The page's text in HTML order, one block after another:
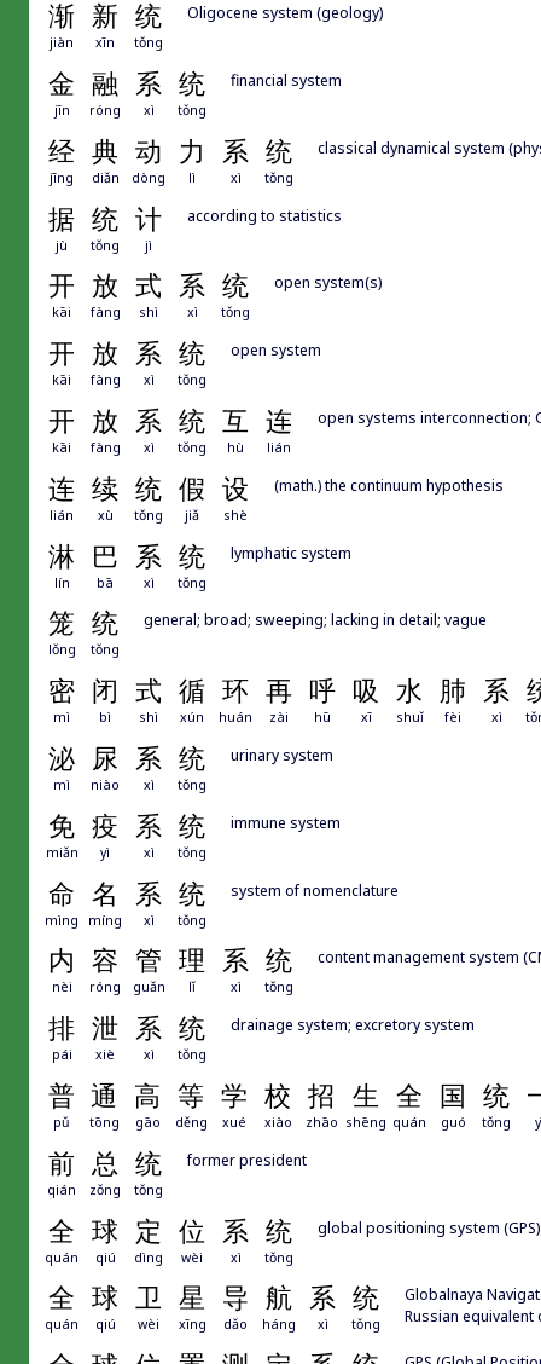
渐 新 统
jiàn xīn tǒng
Oligocene system (geology)
金 融 系 统
jīn róng xì tǒng
financial system
经 典 动 力 系 统
jīng diǎn dòng lì xì tǒng
classical dynamical system
据 统 计
jù tǒng jì
according to statistics
开 放 式 系 统
kāi fàng shì xì tǒng
open system(s)
开 放 系 统
kāi fàng xì tǒng
open system
开 放 系 统 互 连
kāi fàng xì tǒng hù lián
open systems interconnection;
连 续 统 假 设
lián xù tǒng jiǎ shè
(math.) the continuum hypothesis
淋 巴 系 统
lín bā xì tǒng
lymphatic system
笼 统
lǒng tǒng
general; broad; sweeping; lacking in detail; vague
密 闭 式 循 环 再 呼 吸 水 肺 系
mì bì shì xún huán zài hū xī shuǐ fèi xì
泌 尿 系 统
mì niào xì tǒng
urinary system
免 疫 系 统
miǎn yì xì tǒng
immune system
命 名 系 统
mìng míng xì tǒng
system of nomenclature
内 容 管 理 系 统
nèi róng guǎn lǐ xì tǒng
content management system
排 泄 系 统
pái xiè xì tǒng
drainage system; excretory system
普 通 高 等 学 校 招 生 全 国 统
pǔ tōng gāo děng xué xiào zhāo shēng quán guó tǒng
前 总 统
qián zǒng tǒng
former president
全 球 定 位 系 统
quán qiú dìng wèi xì tǒng
global positioning system (GPS)
全 球 卫 星 导 航 系 统
quán qiú wèi xīng dǎo háng xì tǒng
Globalnaya
Russian